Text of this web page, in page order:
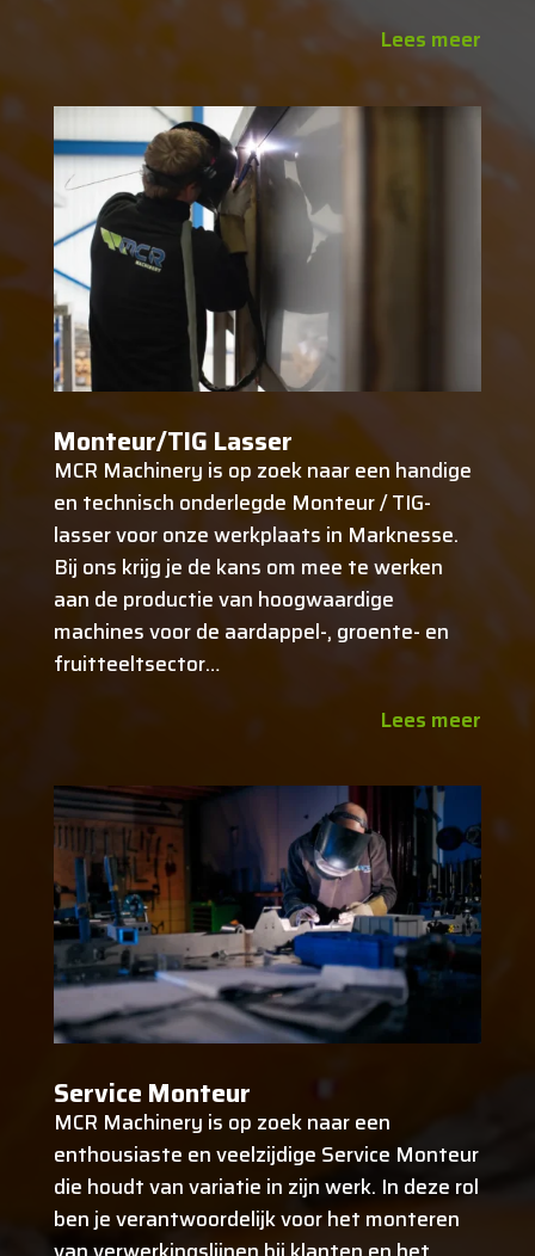
Lees meer
Monteur/TIG Lasser
MCR Machinery is op zoek naar een handige
en technisch onderlegde Monteur / TIG-
lasser voor onze werkplaats in Marknesse.
Bij ons krijg je de kans om mee te werken
aan de productie van hoogwaardige
machines voor de aardappel-, groente- en
fruitteeltsector…
Lees meer
Service Monteur
MCR Machinery is op zoek naar een
enthousiaste en veelzijdige Service Monteur
die houdt van variatie in zijn werk. In deze rol
ben je verantwoordelijk voor het monteren